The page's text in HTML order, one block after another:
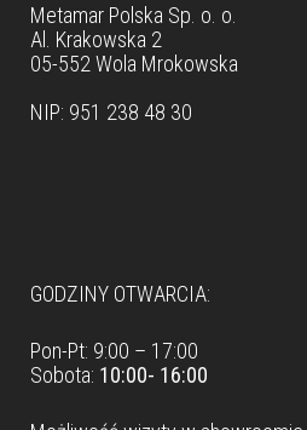
Metamar Polska Sp. o. o.
Al. Krakowska 2
05-552 Wola Mrokowska
NIP: 951 238 48 30
GODZINY OTWARCIA:
Pon-Pt: 9:00 – 17:00
Sobota: 10:00- 16:00